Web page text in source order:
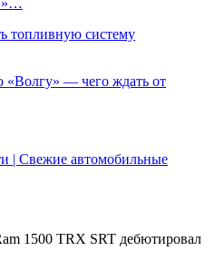
топливную систему
«Волгу» — чего ждать от
1500 TRX SRT дебютировал